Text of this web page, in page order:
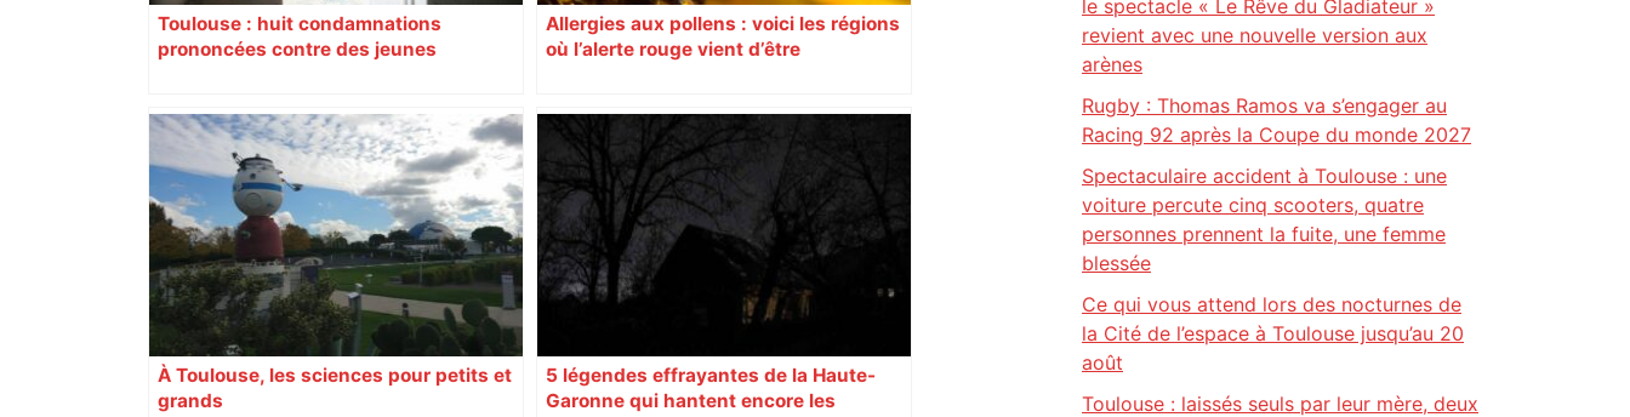
Toulouse : huit condamnations
prononcées contre des jeunes
Allergies aux pollens : voici les régions
où l’alerte rouge vient d’être
À Toulouse, les sciences pour petits et
grands
5 légendes effrayantes de la Haute-
Garonne qui hantent encore les
le spectacle « Le Rêve du Gladiateur »
revient avec une nouvelle version aux
arènes
Rugby : Thomas Ramos va s’engager au
Racing 92 après la Coupe du monde 2027
Spectaculaire accident à Toulouse : une
voiture percute cinq scooters, quatre
personnes prennent la fuite, une femme
blessée
Ce qui vous attend lors des nocturnes de
la Cité de l’espace à Toulouse jusqu’au 20
août
Toulouse : laissés seuls par leur mère, deux